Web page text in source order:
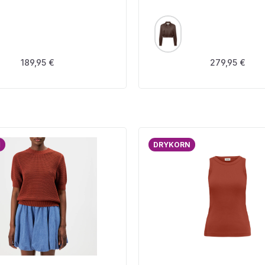
Regulärer Preis:
189,95 €
FARBE
Regulärer
279,95 €
DRYKORN